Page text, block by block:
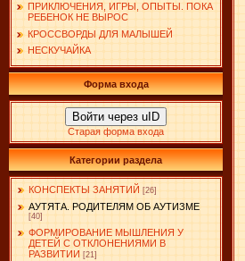
ПРИКЛЮЧЕНИЯ, ИГРЫ, ОПЫТЫ. ПОКА
РЕБЕНОК НЕ ВЫРОС
КРОССВОРДЫ ДЛЯ МАЛЫШЕЙ
НЕСКУЧАЙКА
Форма входа
Войти через uID
Старая форма входа
Категории раздела
КОНСПЕКТЫ ЗАНЯТИЙ [26]
АУТЯТА. РОДИТЕЛЯМ ОБ АУТИЗМЕ
[40]
ФОРМИРОВАНИЕ МЫШЛЕНИЯ У
ДЕТЕЙ С ОТКЛОНЕНИЯМИ В
РАЗВИТИИ [21]